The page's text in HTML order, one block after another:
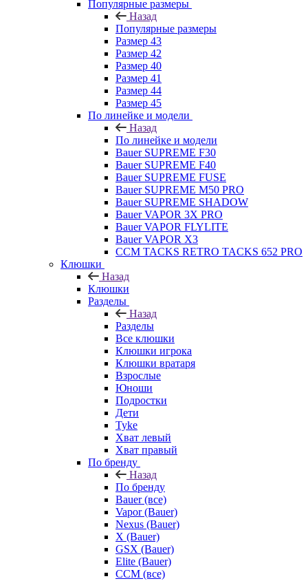
Популярные размеры
Назад
Популярные размеры
Размер 43
Размер 42
Размер 40
Размер 41
Размер 44
Размер 45
По линейке и модели
Назад
По линейке и модели
Bauer SUPREME F30
Bauer SUPREME F40
Bauer SUPREME FUSE
Bauer SUPREME M50 PRO
Bauer SUPREME SHADOW
Bauer VAPOR 3X PRO
Bauer VAPOR FLYLITE
Bauer VAPOR X3
CCM TACKS RETRO TACKS 652 PRO
Клюшки
Назад
Клюшки
Разделы
Назад
Разделы
Все клюшки
Клюшки игрока
Клюшки вратаря
Взрослые
Юноши
Подростки
Дети
Tyke
Хват левый
Хват правый
По бренду
Назад
По бренду
Bauer (все)
Vapor (Bauer)
Nexus (Bauer)
X (Bauer)
GSX (Bauer)
Elite (Bauer)
CCM (все)